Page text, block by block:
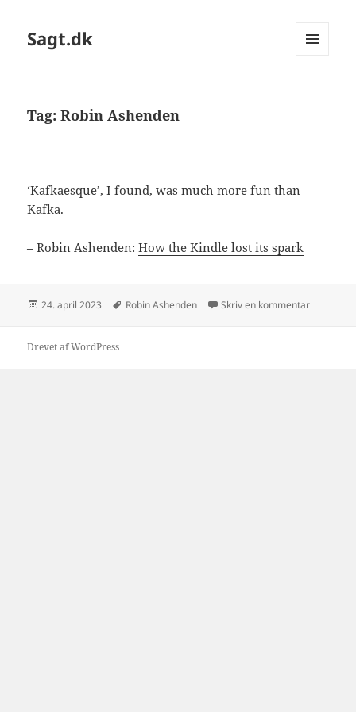
Sagt.dk
Tag:Robin Ashenden
‘Kafkaesque’, I found, was much more fun than
Kafka.
– Robin Ashenden:How the Kindle lost its spark
Udgivet
24. april 2023 Tags
Robin Ashenden Skriv en kommentartil As-is-
Drevet af WordPress